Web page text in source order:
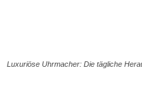
Luxuriöse Uhrmacher: Die tägliche